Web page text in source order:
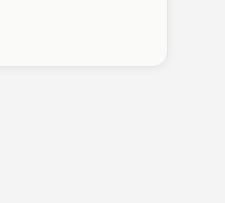
幂、金高银分别提供反差
。节奏紧凑、反转有